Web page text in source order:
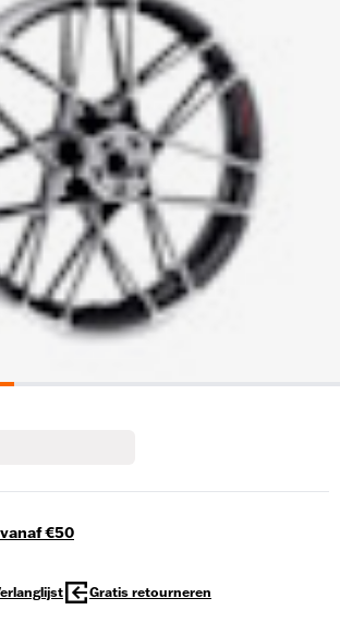
€50
Gratis retourneren